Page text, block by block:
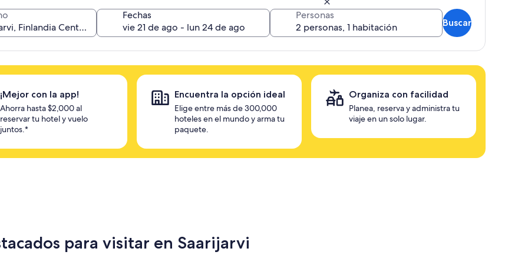
Fechas Personas
Buscar
¡Mejor con la app!
Ahorra hasta $2,000 al
reservar tu hotel y vuelo
juntos.*
Encuentra la opción ideal
Elige entre más de 300,000
hoteles en el mundo y arma tu
paquete.
Organiza con facilidad
Planea, reserva y administra tu
viaje en un solo lugar.
para visitar en Saarijarvi